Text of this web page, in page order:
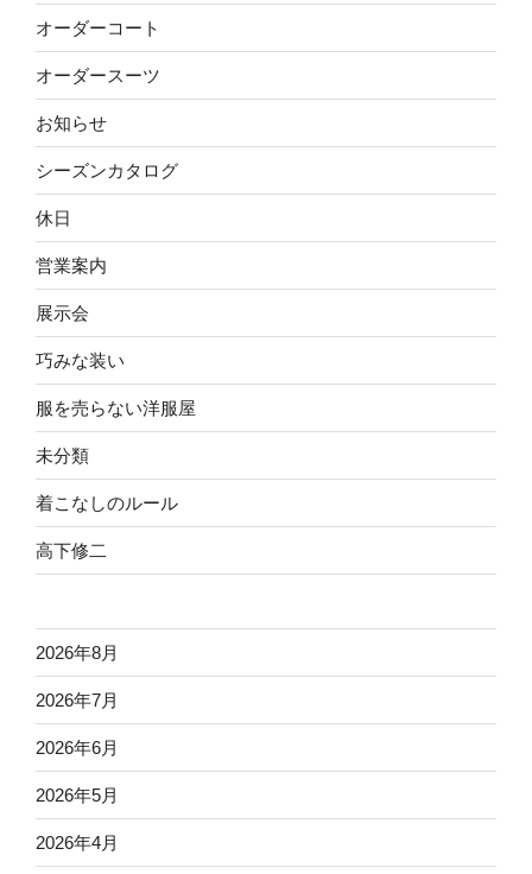
オーダーコート
オーダースーツ
お知らせ
シーズンカタログ
休日
営業案内
展示会
巧みな装い
服を売らない洋服屋
未分類
着こなしのルール
高下修二
2026年8月
2026年7月
2026年6月
2026年5月
2026年4月